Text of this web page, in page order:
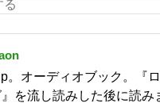
。オーディオブック。『ロ
を流し読みした後に読み